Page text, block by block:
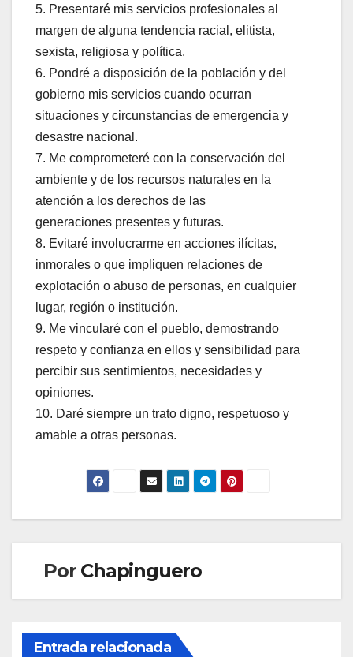
5. Presentaré mis servicios profesionales al
margen de alguna tendencia racial, elitista,
sexista, religiosa y política.
6. Pondré a disposición de la población y del
gobierno mis servicios cuando ocurran
situaciones y circunstancias de emergencia y
desastre nacional.
7. Me comprometeré con la conservación del
ambiente y de los recursos naturales en la
atención a los derechos de las
generaciones presentes y futuras.
8. Evitaré involucrarme en acciones ilícitas,
inmorales o que impliquen relaciones de
explotación o abuso de personas, en cualquier
lugar, región o institución.
9. Me vincularé con el pueblo, demostrando
respeto y confianza en ellos y sensibilidad para
percibir sus sentimientos, necesidades y
opiniones.
10. Daré siempre un trato digno, respetuoso y
amable a otras personas.
Por Chapinguero
Entrada relacionada